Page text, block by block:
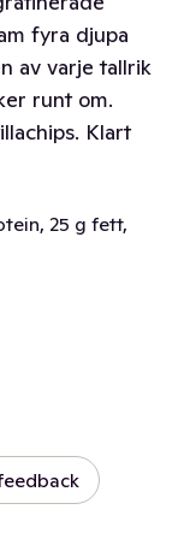
fyra djupa
av varje tallrik
runt om.
Klart
25 g fett,